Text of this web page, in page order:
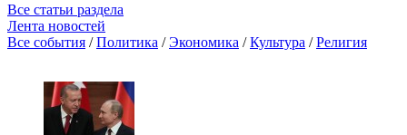
Все статьи раздела
Лента новостей
Все события /Политика /Экономика /Культура /Религия